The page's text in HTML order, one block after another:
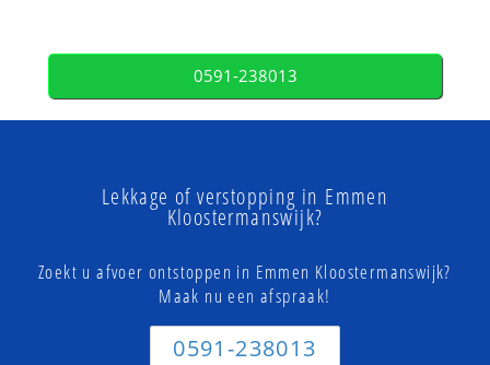
0591-238013
Lekkage of verstopping in Emmen
Kloostermanswijk?
Zoekt u afvoer ontstoppen in Emmen Kloostermanswijk?
Maak nu een afspraak!
0591-238013